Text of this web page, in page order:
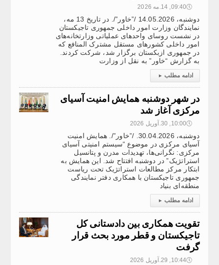
🕔09:40, 14.مه 2026
دوشنبه، 14.05.2026 /”خاور”/. در تاریخ 13 مه،
نمایندگان وزارت امور داخلی جمهوری تاجیکستان
در نشست روسای واحدهای عملیاتی وزارتخانه‌های
امور داخلی کشورهای مستقل مشترک المنافع که
در جمهوری ازبکستان برگزار شد، شرکت کردند.
به گزارش “خاور” به نقل از وزارت
ادامه مطلب ▸
در شهر دوشنبه همایش امنیت آسیای
مرکزی آغاز شد
🕔10:00, 30.آوریل 2026
دوشنبه، 30.04.2026. /”خاور”/. همایش امنیت
آسیای مرکزی در موضوع “سیستم امنیتی آسیای
مرکزی: نگرانی‌ها، تهدیدات مدرن و پتانسیل
استراتژیک” در دوشنبه افتتاح شد. این همایش به
ابتکار مرکز مطالعات استراتژیک تحت ریاست
جمهوری تاجیکستان با همکاری دفتر نمایندگی
منطقه‌ای بنیاد
ادامه مطلب ▸
تقویت همکاری بین دادستانی کل
تاجیکستان و قطر مورد بحث قرار
گرفت
🕔10:44, 29.آوریل 2026